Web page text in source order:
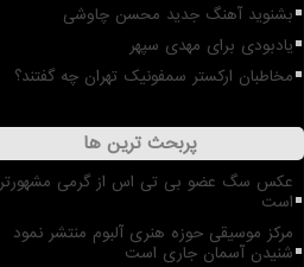
بشنوید آهنگ جدید محسن چاوشی
یادبودی برای مهدی سپهر
مخاطبان ارکستر سمفونیک تهران چه گفتند؟
پربحث ترین ها
عکس سگ عضو بی تی اس از گرمی مشهورتر
است
مرکز موسیقی حوزه هنری آلبوم منتشر نمود
شنیدن آسمان جاری است